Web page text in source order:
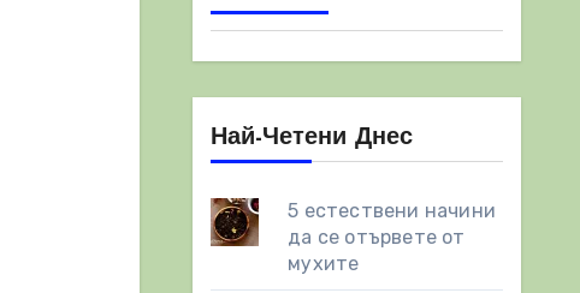
Най-Четени Днес
5 естествени начини
да се отървете от
мухите